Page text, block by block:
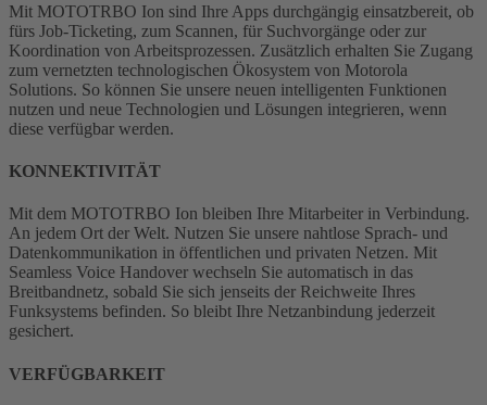
Mit MOTOTRBO Ion sind Ihre Apps durchgängig einsatzbereit, ob
fürs Job-Ticketing, zum Scannen, für Suchvorgänge oder zur
Koordination von Arbeitsprozessen. Zusätzlich erhalten Sie Zugang
zum vernetzten technologischen Ökosystem von Motorola
Solutions. So können Sie unsere neuen intelligenten Funktionen
nutzen und neue Technologien und Lösungen integrieren, wenn
diese verfügbar werden.
KONNEKTIVITÄT
Mit dem MOTOTRBO Ion bleiben Ihre Mitarbeiter in Verbindung.
An jedem Ort der Welt. Nutzen Sie unsere nahtlose Sprach- und
Datenkommunikation in öffentlichen und privaten Netzen. Mit
Seamless Voice Handover wechseln Sie automatisch in das
Breitbandnetz, sobald Sie sich jenseits der Reichweite Ihres
Funksystems befinden. So bleibt Ihre Netzanbindung jederzeit
gesichert.
VERFÜGBARKEIT